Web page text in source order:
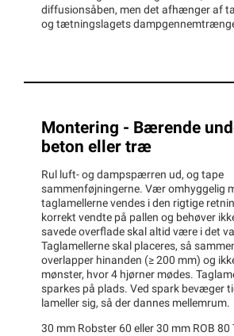
diffusionsåben, men det afhænger af
og tætningslagets
Montering - Bærende
beton eller træ
Rul luft- og dampspærren ud, og tape
sammenføjningerne. Vær omhyggelig
taglamellerne vendes i den rigtige
korrekt vendte på pallen og behøver
savede overflade skal altid være i det
Taglamellerne skal placeres, så
overlapper hinanden (≥ 200 mm) og
mønster, hvor 4 hjørner mødes.
sparkes på plads. Ved spark bevæger
lameller sig, så der dannes mellemrum.
30 mm Robster 60 eller 30 mm ROB 80